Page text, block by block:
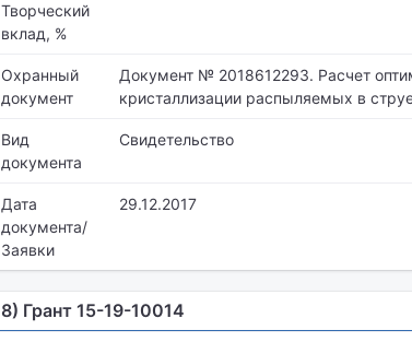
Творческий
вклад, %
Охранный
документ
Документ № 2018612293. Расчет
кристаллизации распыляемых в
Вид
документа
Свидетельство
Дата
документа/
Заявки
29.12.2017
8) Грант 15-19-10014